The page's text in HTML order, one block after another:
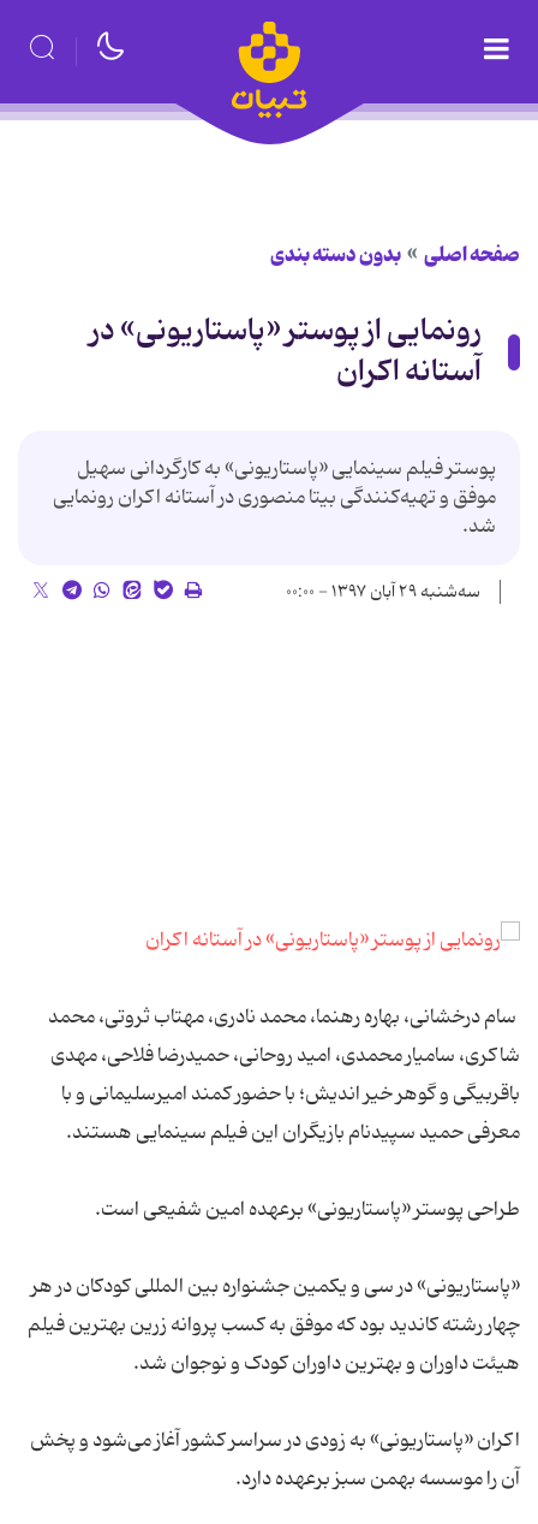
صفحه اصلی بدون دسته بندی
رونمایی از پوستر «پاستاریونی» در
آستانه اکران
پوستر فیلم سینمایی «پاستاریونی» به کارگردانی سهیل
موفق و تهیه‌کنندگی بیتا منصوری در آستانه اکران رونمایی
شد.
سه‌شنبه ۲۹ آبان ۱۳۹۷ - ۰۰:۰۰
سام درخشانی، بهاره رهنما، محمد نادری، مهتاب ثروتی، محمد
شاکری، سامیار محمدی، امید روحانی، حمیدرضا فلاحی، مهدی
باقربیگی و گوهر خیر اندیش؛ با حضور کمند امیرسلیمانی و با
معرفی حمید سپیدنام بازیگران این فیلم سینمایی هستند.
طراحی پوستر «پاستاریونی» برعهده امین شفیعی است.
«پاستاریونی» در سی و یکمین جشنواره بین المللی کودکان در هر
چهار رشته کاندید بود که موفق به کسب پروانه زرین بهترین فیلم
هیئت داوران و بهترین داوران کودک و نوجوان شد.
اکران «پاستاریونی» به زودی در سراسر کشور آغاز می‌شود و پخش
آن را موسسه بهمن سبز برعهده دارد.